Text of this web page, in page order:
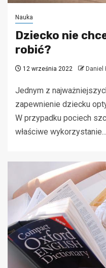
Nauka
Dziecko nie
robić?
12 września 2022 Daniel
Jednym z
zapewnienie dziecku
W przypadku pociech
właściwe wykorzystanie...